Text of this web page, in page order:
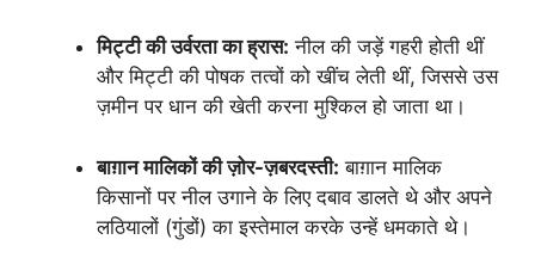
मिट्टी की उर्वरता का ह्रास: नील की जड़ें गहरी होती थीं
और मिट्टी की पोषक तत्वों को खींच लेती थीं, जिससे उस
ज़मीन पर धान की खेती करना मुश्किल हो जाता था।
बाग़ान मालिकों की ज़ोर-ज़बरदस्ती: बाग़ान मालिक
किसानों पर नील उगाने के लिए दबाव डालते थे और अपने
लठियालों (गुंडों) का इस्तेमाल करके उन्हें धमकाते थे।